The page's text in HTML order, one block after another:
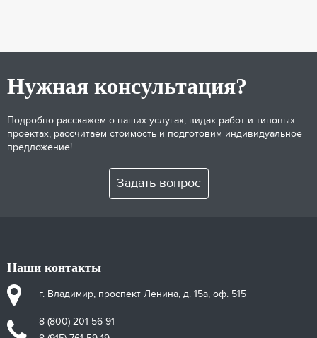
Нужная консультация?
Подробно расскажем о наших услугах, видах работ и типовых
проектах, рассчитаем стоимость и подготовим индивидуальное
предложение!
Задать вопрос
Наши контакты
г. Владимир, проспект Ленина, д. 15а, оф. 515
8 (800) 201-56-91